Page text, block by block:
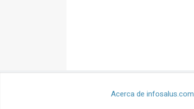
Acerca de infosalus.com